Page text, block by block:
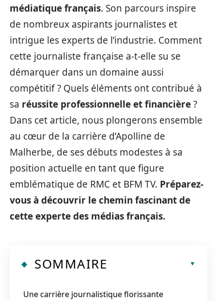
médiatique français. Son parcours inspire
de nombreux aspirants journalistes et
intrigue les experts de l’industrie. Comment
cette journaliste française a-t-elle su se
démarquer dans un domaine aussi
compétitif ? Quels éléments ont contribué à
sa réussite professionnelle et financière?
Dans cet article, nous plongerons ensemble
au cœur de la carrière d’Apolline de
Malherbe, de ses débuts modestes à sa
position actuelle en tant que figure
emblématique de RMC et BFM TV. Préparez-
vous à découvrir le chemin fascinant de
cette experte des médias français.
SOMMAIRE
Une carrière journalistique florissante